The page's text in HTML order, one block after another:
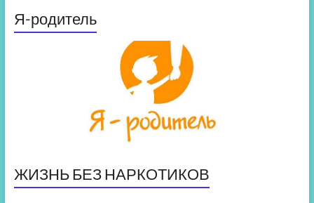
Я-родитель
ЖИЗНЬ БЕЗ НАРКОТИКОВ